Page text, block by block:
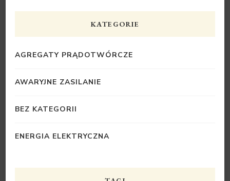
KATEGORIE
AGREGATY PRĄDOTWÓRCZE
AWARYJNE ZASILANIE
BEZ KATEGORII
ENERGIA ELEKTRYCZNA